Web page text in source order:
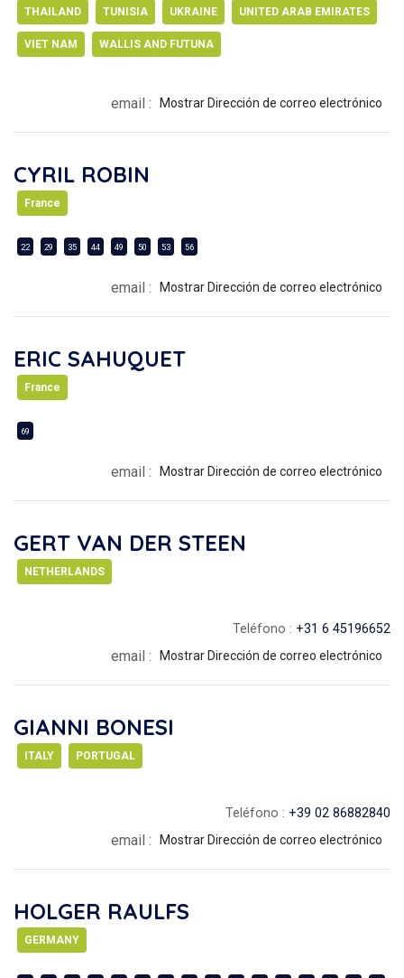
THAILAND TUNISIA UKRAINE UNITED ARAB EMIRATES
VIET NAM WALLIS AND FUTUNA
email : Mostrar Dirección de correo electrónico
CYRIL ROBIN
France
22 29 35 44 49 50 53 56
email : Mostrar Dirección de correo electrónico
ERIC SAHUQUET
France
69
email : Mostrar Dirección de correo electrónico
GERT VAN DER STEEN
NETHERLANDS
Teléfono : +31 6 45196652
email : Mostrar Dirección de correo electrónico
GIANNI BONESI
ITALY PORTUGAL
Teléfono : +39 02 86882840
email : Mostrar Dirección de correo electrónico
HOLGER RAULFS
GERMANY